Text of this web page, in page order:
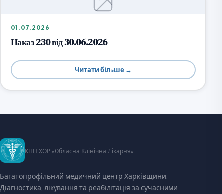
01.07.2026
Наказ 230 від 30.06.2026
Читати більше →
КНП ХОР «Обласна Клінічна Лікарня»
Багатопрофільний медичний центр Харківщини.
Діагностика, лікування та реабілітація за сучасними